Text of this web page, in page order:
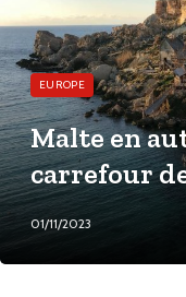
EUROPE
Malte en
carrefour
01/11/2023